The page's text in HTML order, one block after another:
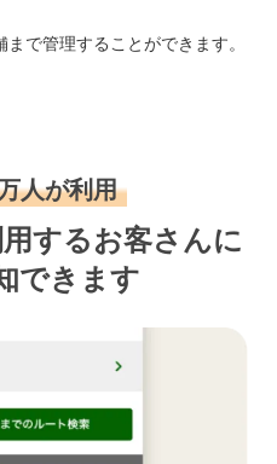
で管理することができます。
人が利用
するお客さんに
できます